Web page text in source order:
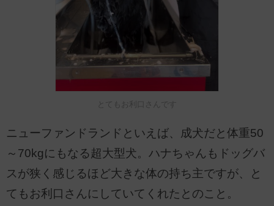
とてもお利口さんです
ニューファンドランドといえば、成犬だと体重50
～70kgにもなる超大型犬。ハナちゃんもドッグバ
スが狭く感じるほど大きな体の持ち主ですが、と
てもお利口さんにしていてくれたとのこと。